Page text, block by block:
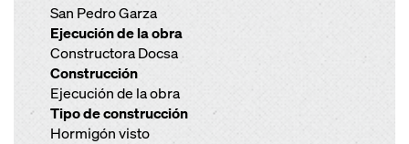
San Pedro Garza
Ejecución de la obra
Constructora Docsa
Construcción
Ejecución de la obra
Tipo de construcción
Hormigón visto